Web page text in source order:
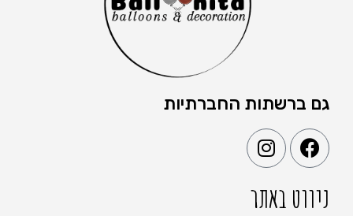
גם ברשתות החברתיות
ניווט באתר